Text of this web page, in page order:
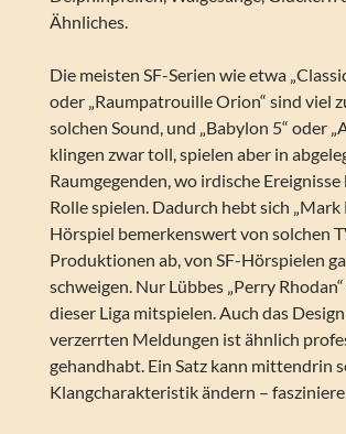
Ähnliches.
Die meisten SF-Serien wie etwa
oder „Raumpatrouille Orion“ sind viel
solchen Sound, und „Babylon 5“ oder
klingen zwar toll, spielen aber in
Raumgegenden, wo irdische Ereignisse
Rolle spielen. Dadurch hebt sich „Mark
Hörspiel bemerkenswert von solchen
Produktionen ab, von SF-Hörspielen
schweigen. Nur Lübbes „Perry
dieser Liga mitspielen. Auch das
verzerrten Meldungen ist ähnlich
gehandhabt. Ein Satz kann mittendrin
Klangcharakteristik ändern –